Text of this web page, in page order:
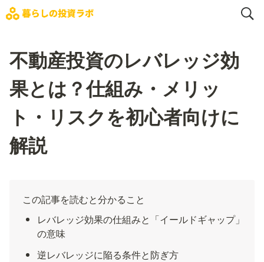
不動産投資のレバレッジ効
果とは？仕組み・メリッ
ト・リスクを初心者向けに
解説
この記事を読むと分かること
レバレッジ効果の仕組みと「イールドギャップ」
の意味
逆レバレッジに陥る条件と防ぎ方